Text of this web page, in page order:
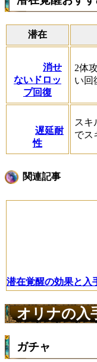
潜在
消せ
ないドロッ
プ回復
2体
い回
遅延耐
性
スキ
でス
関連記事
潜在覚醒の効果と入
オリナの入
ガチャ